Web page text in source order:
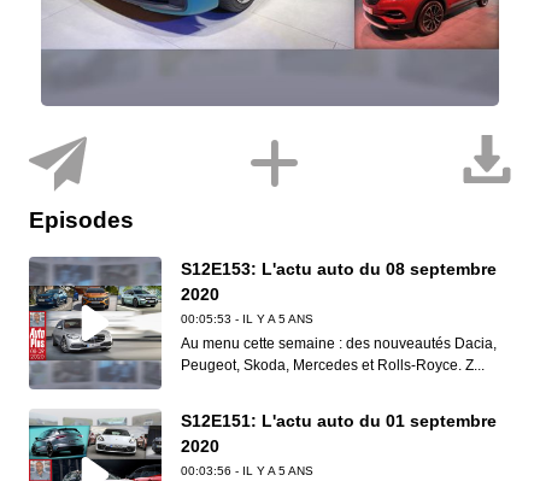
Episodes
S12E153: L'actu auto du 08 septembre
2020
00:05:53 - IL Y A 5 ANS
Au menu cette semaine : des nouveautés Dacia,
Peugeot, Skoda, Mercedes et Rolls-Royce. Z...
S12E151: L'actu auto du 01 septembre
2020
00:03:56 - IL Y A 5 ANS